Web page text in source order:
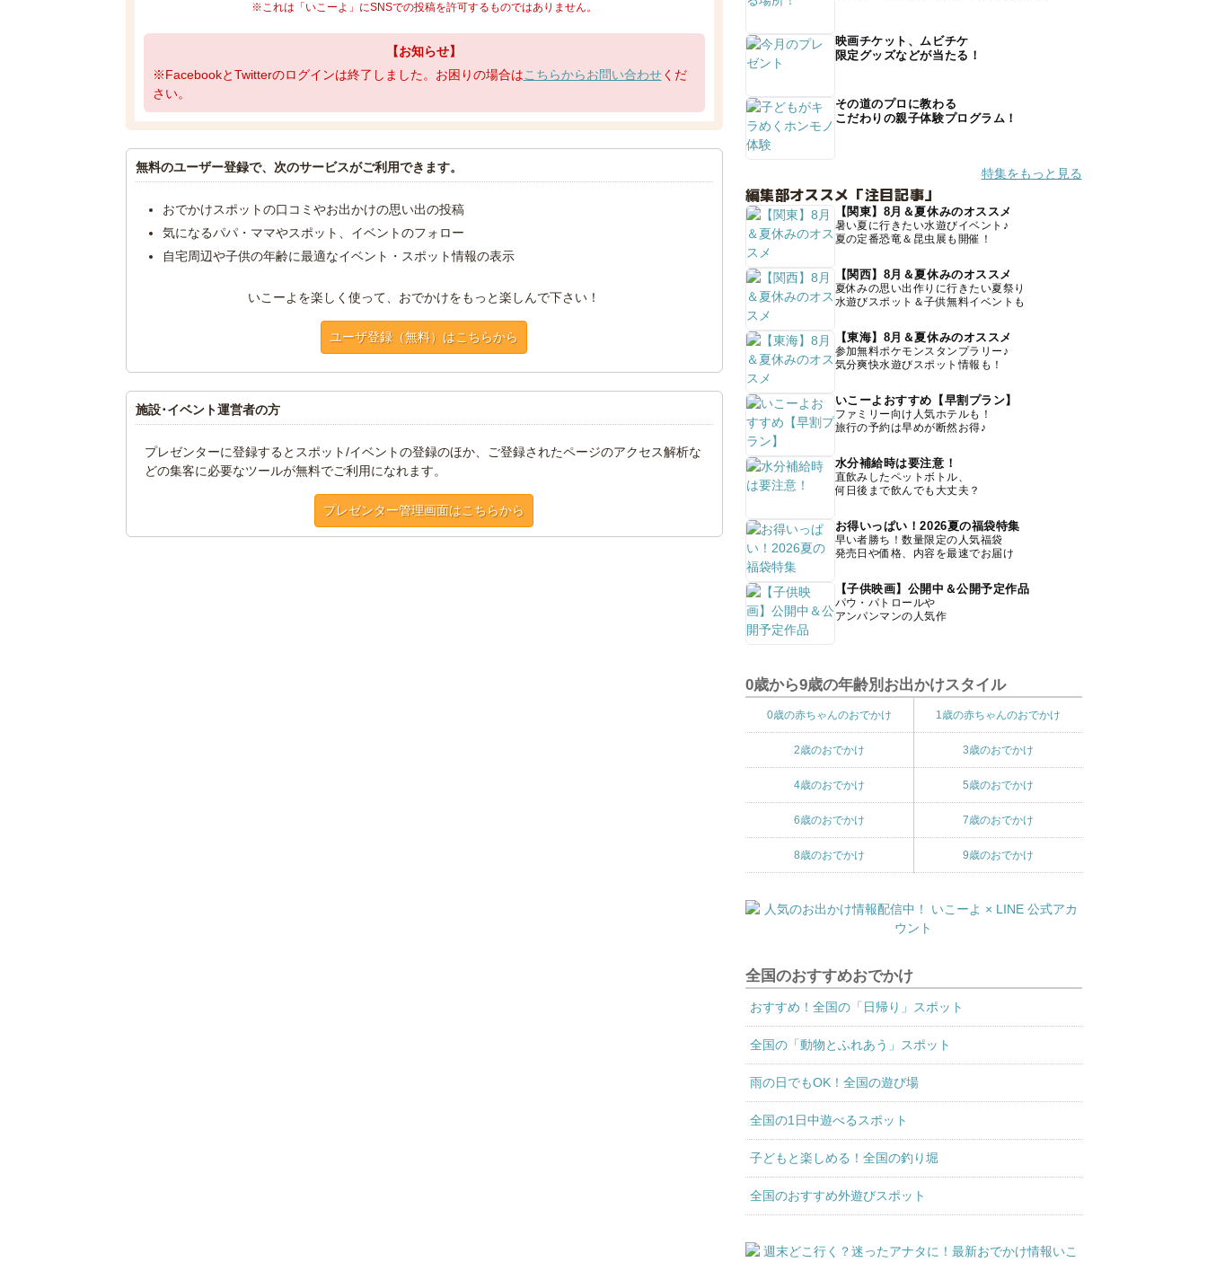
※これは「いこーよ」にSNSでの投稿を許可するものではありません。
【お知らせ】
※FacebookとTwitterのログインは終了しました。お困りの場合はこちらからお問い合わせくだ
さい。
無料のユーザー登録で、次のサービスがご利用できます。
おでかけスポットの口コミやお出かけの思い出の投稿
気になるパパ・ママやスポット、イベントのフォロー
自宅周辺や子供の年齢に最適なイベント・スポット情報の表示
いこーよを楽しく使って、おでかけをもっと楽しんで下さい！
ユーザ登録（無料）はこちらから
施設･イベント運営者の方
プレゼンターに登録するとスポット/イベントの登録のほか、ご登録されたページのアクセス解析な
どの集客に必要なツールが無料でご利用になれます。
プレゼンター管理画面はこちらから
映画チケット、ムビチケ
限定グッズなどが当たる！
その道のプロに教わる
こだわりの親子体験プログラム！
特集をもっと見る
編集部オススメ「注目記事」
【関東】8月＆夏休みのオススメ
暑い夏に行きたい水遊びイベント♪
夏の定番恐竜＆昆虫展も開催！
【関西】8月＆夏休みのオススメ
夏休みの思い出作りに行きたい夏祭り
水遊びスポット＆子供無料イベントも
【東海】8月＆夏休みのオススメ
参加無料ポケモンスタンプラリー♪
気分爽快水遊びスポット情報も！
いこーよおすすめ【早割プラン】
ファミリー向け人気ホテルも！
旅行の予約は早めが断然お得♪
水分補給時は要注意！
直飲みしたペットボトル、
何日後まで飲んでも大丈夫？
お得いっぱい！2026夏の福袋特集
早い者勝ち！数量限定の人気福袋
発売日や価格、内容を最速でお届け
【子供映画】公開中＆公開予定作品
パウ・パトロールや
アンパンマンの人気作
0歳から9歳の年齢別お出かけスタイル
0歳の赤ちゃんのおでかけ 1歳の赤ちゃんのおでかけ
2歳のおでかけ 3歳のおでかけ
4歳のおでかけ 5歳のおでかけ
6歳のおでかけ 7歳のおでかけ
8歳のおでかけ 9歳のおでかけ
全国のおすすめおでかけ
おすすめ！全国の「日帰り」スポット
全国の「動物とふれあう」スポット
雨の日でもOK！全国の遊び場
全国の1日中遊べるスポット
子どもと楽しめる！全国の釣り堀
全国のおすすめ外遊びスポット